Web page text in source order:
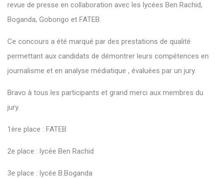
revue de presse en collaboration avec les lycées Ben Rachid,
Boganda, Gobongo et FATEB.
Ce concours a été marqué par des prestations de qualité
permettant aux candidats de démontrer leurs compétences en
journalisme et en analyse médiatique , évaluées par un jury.
Bravo à tous les participants et grand merci aux membres du
jury.
1ère place : FATEB
2e place : lycée Ben Rachid
3e place : lycée B.Boganda